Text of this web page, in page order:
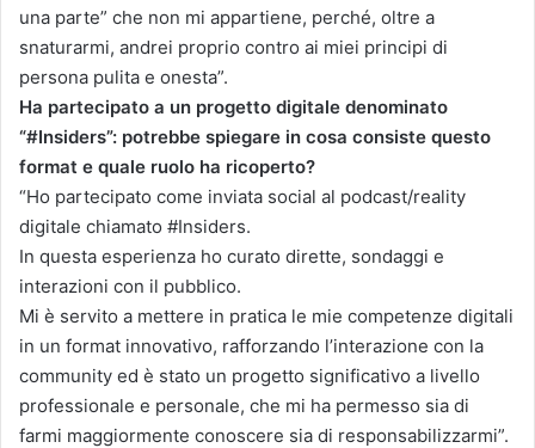
una parte” che non mi appartiene, perché, oltre a
snaturarmi, andrei proprio contro ai miei principi di
persona pulita e onesta”.
Ha partecipato a un progetto digitale denominato
“#Insiders”: potrebbe spiegare in cosa consiste questo
format e quale ruolo ha ricoperto?
“Ho partecipato come inviata social al podcast/reality
digitale chiamato #Insiders.
In questa esperienza ho curato dirette, sondaggi e
interazioni con il pubblico.
Mi è servito a mettere in pratica le mie competenze digitali
in un format innovativo, rafforzando l’interazione con la
community ed è stato un progetto significativo a livello
professionale e personale, che mi ha permesso sia di
farmi maggiormente conoscere sia di responsabilizzarmi”.